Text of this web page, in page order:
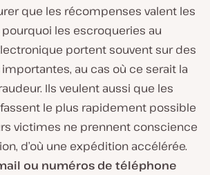
que les récompenses valent les
pourquoi les escroqueries au
portent souvent sur des
au cas où ce serait la
Ils veulent aussi que les
le plus rapidement possible
victimes ne prennent conscience
d’où une expédition accélérée.
ou numéros de téléphone